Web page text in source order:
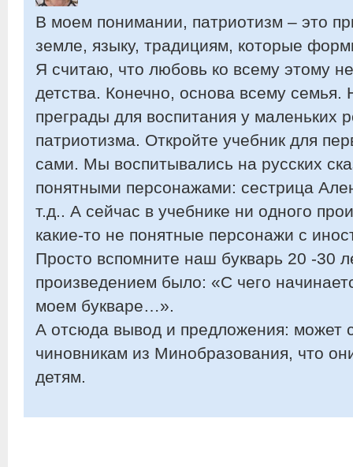
В моем понимании, патриотизм – это
земле, языку, традициям, которые
Я считаю, что любовь ко всему этому
детства. Конечно, основа всему
преграды для воспитания у маленьких
патриотизма. Откройте учебник для
сами. Мы воспитывались на русских
понятными персонажами: сестрица
т.д.. А сейчас в учебнике ни одного
какие-то не понятные персонажи с
Просто вспомните наш букварь 20 -30
произведением было: «С чего
моем букваре…».
А отсюда вывод и предложения: может
чиновникам из Минобразования, что
детям.